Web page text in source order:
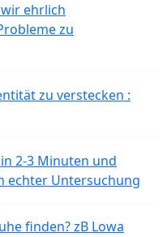
ehrlich
zu
zu verstecken :
2-3 Minuten und
echter Untersuchung
finden? zB Lowa